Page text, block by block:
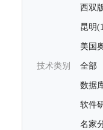
西双
昆明
美国
技术类别 全部
数据
软件
名家